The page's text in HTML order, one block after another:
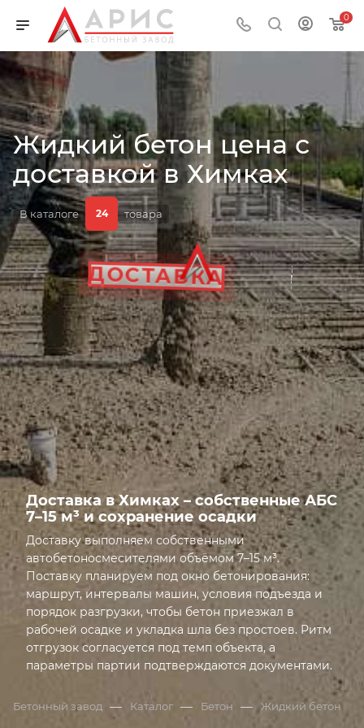
0
Жидкий бетон цена с
доставкой в Химках
В каталоге 24 товара
ЦЕНА
ОБЪЁМ
ГОСТ ДОСТАВКА
ДОБАВКИ
ОСАДКА
Доставка в Химках – собственные АБС
7–15 м³ и сохранение осадки
Доставку выполняем собственными
автобетоносмесителями объёмом 7–15 м³.
Поставку планируем под окно бетонирования:
маршрут, интервалы машин, условия подъезда и
порядок разгрузки, чтобы бетон приезжал в
рабочей осадке и укладка шла без простоев. Ритм
отгрузок согласуется под темп объекта, а
параметры партии подтверждаются документами.
Открыта грань: Доставка в Химках – собственные
Бетонный завод — Каталог — Бетон — Жидкий бетон